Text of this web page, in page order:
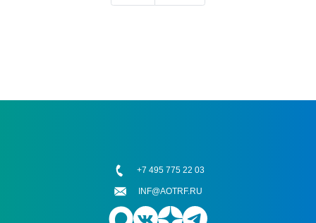
+7 495 775 22 03
INF@AOTRF.RU